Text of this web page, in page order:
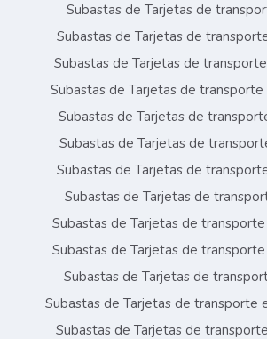
Subastas de Tarjetas de
Subastas de Tarjetas de
Subastas de Tarjetas de
Subastas de Tarjetas de
Subastas de Tarjetas de
Subastas de Tarjetas de
Subastas de Tarjetas de
Subastas de Tarjetas de
Subastas de Tarjetas de
Subastas de Tarjetas de
Subastas de Tarjetas de
Subastas de Tarjetas de transporte
Subastas de Tarjetas de